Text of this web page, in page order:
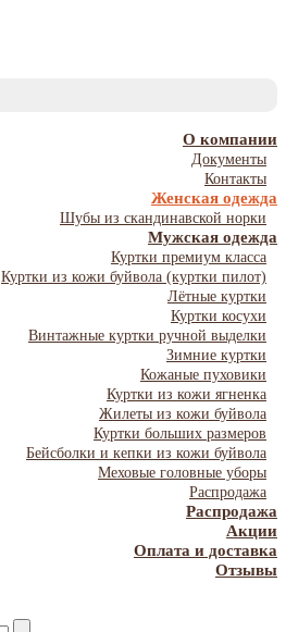
О компании
Документы
Контакты
Женская одежда
Шубы из скандинавской норки
Мужская одежда
Куртки премиум класса
Куртки из кожи буйвола (куртки пилот)
Лётные куртки
Куртки косухи
Винтажные куртки ручной выделки
Зимние куртки
Кожаные пуховики
Куртки из кожи ягненка
Жилеты из кожи буйвола
Куртки больших размеров
Бейсболки и кепки из кожи буйвола
Меховые головные уборы
Распродажа
Распродажа
Акции
Оплата и доставка
Отзывы